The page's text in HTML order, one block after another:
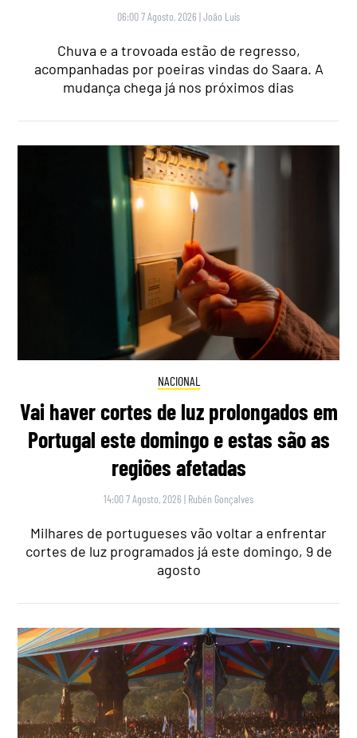
06:00 7 Agosto, 2026 |João Luís
Chuva e a trovoada estão de regresso,
acompanhadas por poeiras vindas do Saara. A
mudança chega já nos próximos dias
NACIONAL
Vai haver cortes de luz prolongados em
Portugal este domingo e estas são as
regiões afetadas
14:00 7 Agosto, 2026 | Rubén Gonçalves
Milhares de portugueses vão voltar a enfrentar
cortes de luz programados já este domingo, 9 de
agosto